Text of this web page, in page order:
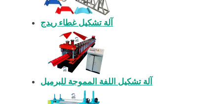
آلة تشكيل غطاء ريدج
آلة تشكيل اللفة المموجة للبرميل